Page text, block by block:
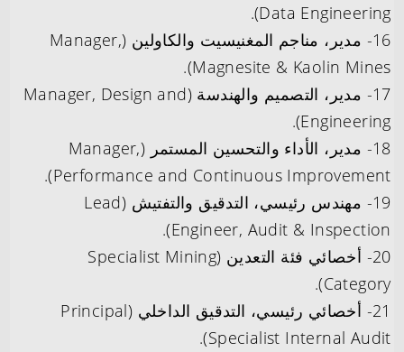
Data Engineering).
16- مدير، مناجم المغنيسيت والكاولين (Manager,
Magnesite & Kaolin Mines).
17- مدير، التصميم والهندسة (Manager, Design and
Engineering).
18- مدير، الأداء والتحسين المستمر (Manager,
Performance and Continuous Improvement).
19- مهندس رئيسي، التدقيق والتفتيش (Lead
Engineer, Audit & Inspection).
20- أخصائي فئة التعدين (Specialist Mining
Category).
21- أخصائي رئيسي، التدقيق الداخلي (Principal
Specialist Internal Audit).